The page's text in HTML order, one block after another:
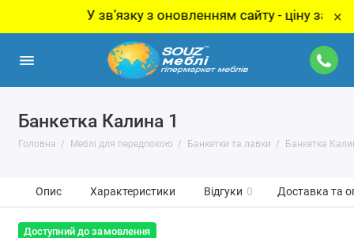
У звʼязку з оновленням сайту - ціну за товар
×
Банкетка Калина 1
Головна Меблі для передпокою Банкетки та лавки Банкетка
Опис Характеристики Відгуки 0 Доставка та
Доступний до замовлення